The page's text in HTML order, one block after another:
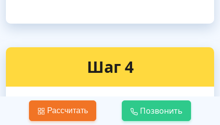
Шаг 4
Вывоз строительного мусора
Рассчитать Позвонить